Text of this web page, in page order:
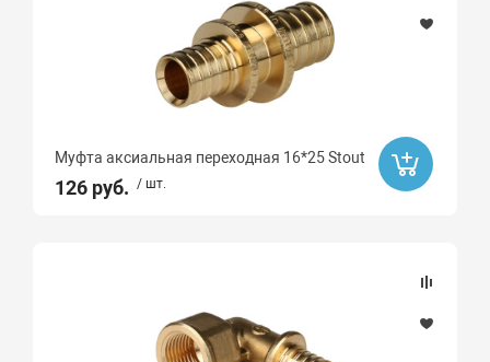
Муфта аксиальная переходная 16*25 Stout
126 руб. / шт.